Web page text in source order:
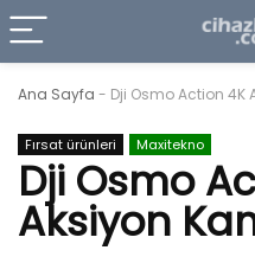
Ana Sayfa - Dji Osmo Action 4K
Fırsat ürünleri Maxitekno
Dji Osmo
Aksiyon